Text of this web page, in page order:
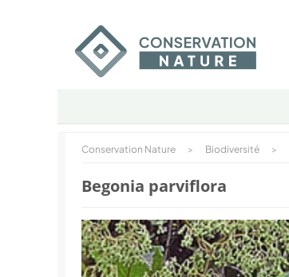
Conservation Nature > Biodiversité >
Begonia parviflora